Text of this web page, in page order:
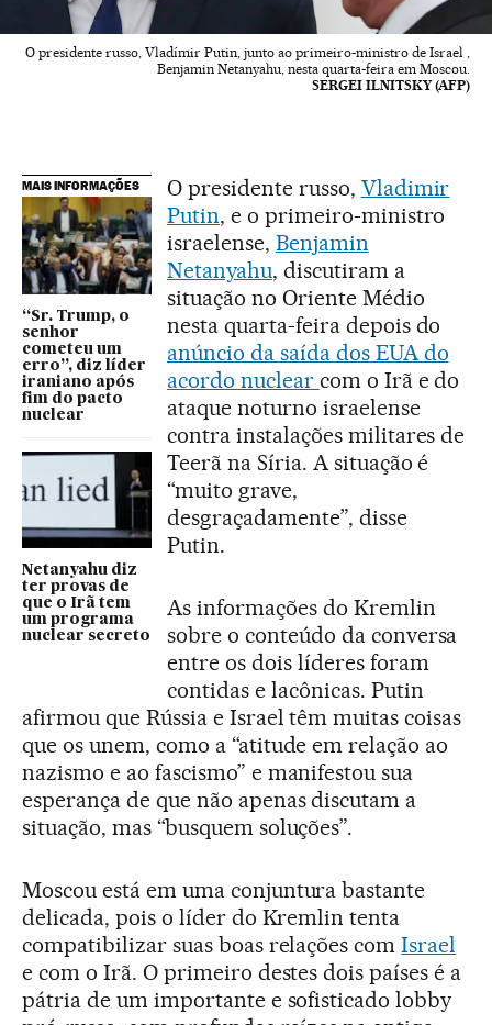
O presidente russo, Vladímir Putin, junto ao primeiro-ministro de Israel ,
Benjamin Netanyahu, nesta quarta-feira em Moscou.
SERGEI ILNITSKY (AFP)
MAIS INFORMAÇÕES
“Sr. Trump, o
senhor
cometeu um
erro”, diz líder
iraniano após
fim do pacto
nuclear
Netanyahu diz
ter provas de
que o Irã tem
um programa
nuclear secreto
O presidente russo, Vladimir
Putin, e o primeiro-ministro
israelense, Benjamin
Netanyahu, discutiram a
situação no Oriente Médio
nesta quarta-feira depois do
anúncio da saída dos EUA do
acordo nuclear com o Irã e do
ataque noturno israelense
contra instalações militares de
Teerã na Síria. A situação é
“muito grave,
desgraçadamente”, disse
Putin.
As informações do Kremlin
sobre o conteúdo da conversa
entre os dois líderes foram
contidas e lacônicas. Putin
afirmou que Rússia e Israel têm muitas coisas
que os unem, como a “atitude em relação ao
nazismo e ao fascismo” e manifestou sua
esperança de que não apenas discutam a
situação, mas “busquem soluções”.
Moscou está em uma conjuntura bastante
delicada, pois o líder do Kremlin tenta
compatibilizar suas boas relações comIsrael
e com o Irã. O primeiro destes dois países é a
pátria de um importante e sofisticado lobby